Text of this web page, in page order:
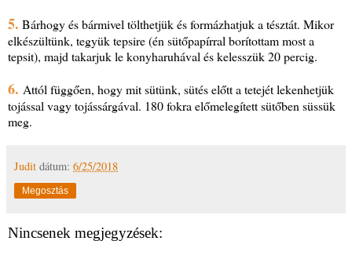
5. Bárhogy és bármivel tölthetjük és formázhatjuk a tésztát. Mikor
elkészültünk, tegyük tepsire (én sütőpapírral borítottam most a
tepsit), majd takarjuk le konyharuhával és kelesszük 20 percig.
6. Attól függően, hogy mit sütünk, sütés előtt a tetejét lekenhetjük
tojással vagy tojássárgával. 180 fokra előmelegített sütőben süssük
meg.
Judit dátum: 6/25/2018
Megosztás
Nincsenek megjegyzések: